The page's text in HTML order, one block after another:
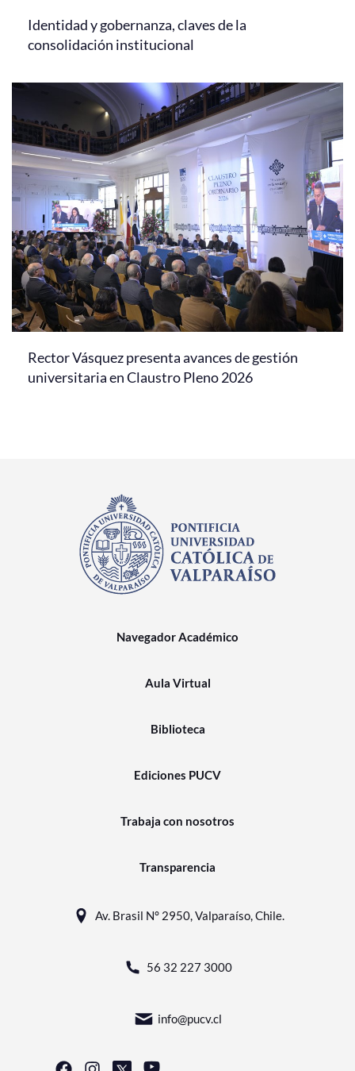
Identidad y gobernanza, claves de la
consolidación institucional
Rector Vásquez presenta avances de gestión
universitaria en Claustro Pleno 2026
Navegador Académico
Aula Virtual
Biblioteca
Ediciones PUCV
Trabaja con nosotros
Transparencia
Av. Brasil N° 2950, Valparaíso, Chile.
56 32 227 3000
info@pucv.cl